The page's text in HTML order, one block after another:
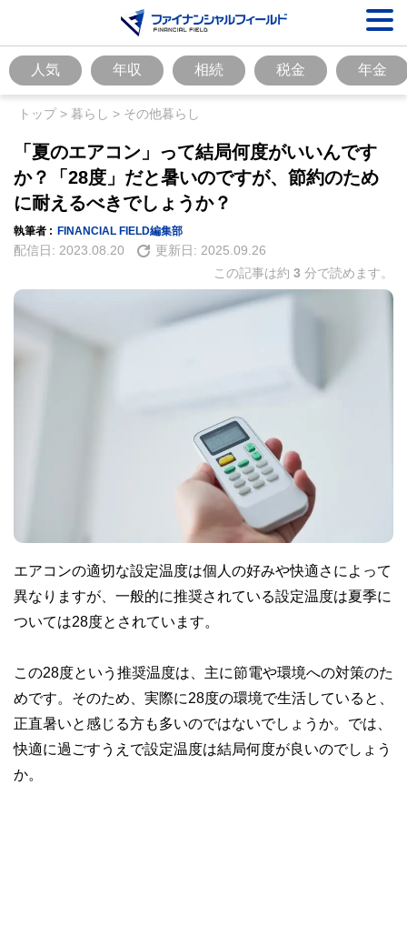
人気 年収 相続 税金 年金
トップ> 暮らし > その他暮らし
「夏のエアコン」って結局何度がいいんです
か？「28度」だと暑いのですが、節約のため
に耐えるべきでしょうか？
執筆者 : FINANCIAL FIELD編集部
配信日: 2023.08.20 更新日: 2025.09.26
この記事は約 3 分で読めます。
エアコンの適切な設定温度は個人の好みや快適さによって
異なりますが、一般的に推奨されている設定温度は夏季に
ついては28度とされています。
この28度という推奨温度は、主に節電や環境への対策のた
めです。そのため、実際に28度の環境で生活していると、
正直暑いと感じる方も多いのではないでしょうか。では、
快適に過ごすうえで設定温度は結局何度が良いのでしょう
か。